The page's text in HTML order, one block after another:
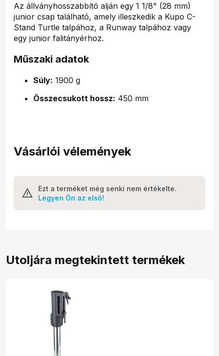
Az állványhosszabbító alján egy 1 1/8" (28 mm)
junior csap található, amely illeszkedik a Kupo C-
Stand Turtle talpához, a Runway talpához vagy
egy junior falitányérhoz.
Műszaki adatok
Súly: 1900 g
Összecsukott hossz: 450 mm
Vásárlói vélemények
Ezt a terméket még senki nem értékelte.
Legyen Ön az első!
Utoljára megtekintett termékek